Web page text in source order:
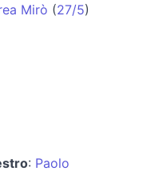
Mirò (27/5)
: Paolo